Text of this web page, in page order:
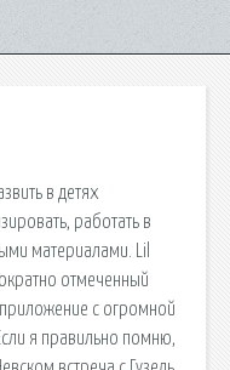
в детях
работать в
материалами. Lil
отмеченный
с огромной
я правильно помню,